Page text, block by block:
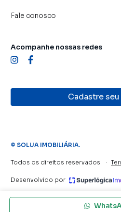
Fale conosco
Cadastre
Acompanhe nossas redes
© SOLUA IMOBILIÁRIA.
Todos os direitos reservados. ·
Desenvolvido por